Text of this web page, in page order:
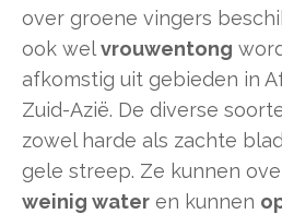
over groene vingers
ook welvrouwentong
afkomstig uit gebieden in
Zuid-Azië. De diverse
zowel harde als zachte
gele streep. Ze kunnen
weinig water en kunnen